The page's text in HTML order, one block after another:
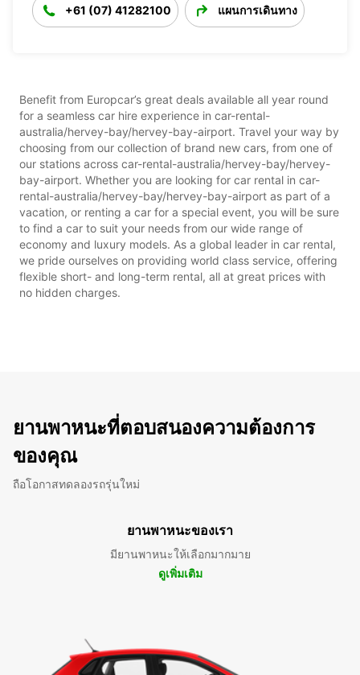
+61 (07) 41282100 แผนการเดินทาง
Benefit from Europcar’s great deals available all year round
for a seamless car hire experience in car-rental-
australia/hervey-bay/hervey-bay-airport. Travel your way by
choosing from our collection of brand new cars, from one of
our stations across car-rental-australia/hervey-bay/hervey-
bay-airport. Whether you are looking for car rental in car-
rental-australia/hervey-bay/hervey-bay-airport as part of a
vacation, or renting a car for a special event, you will be sure
to find a car to suit your needs from our wide range of
economy and luxury models. As a global leader in car rental,
we pride ourselves on providing world class service, offering
flexible short- and long-term rental, all at great prices with
no hidden charges.
ยานพาหนะที่ตอบสนองความต้องการ
ของคุณ
ถือโอกาสทดลองรถรุ่นใหม่
ยานพาหนะของเรา
มียานพาหนะให้เลือกมากมาย
ดูเพิ่มเติม